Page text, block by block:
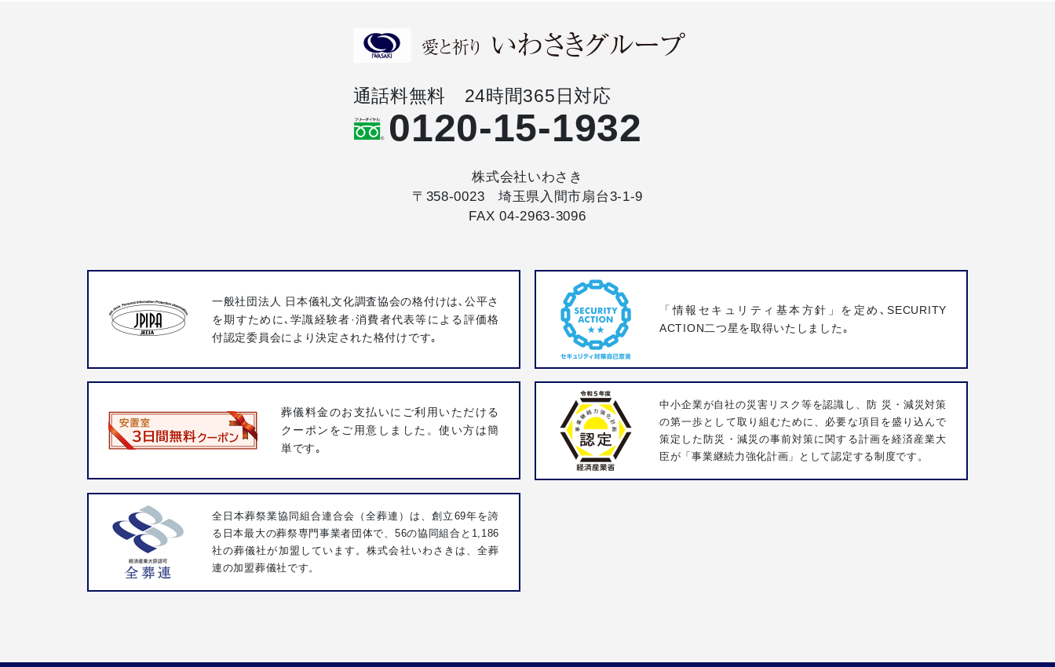
通話料無料 24時間365日対応
0120-15-1932
株式会社いわさき
〒358-0023 埼玉県入間市扇台3-1-9
FAX 04-2963-3096
一般社団法人 日本儀礼文化調査協会の格付けは､公平さ
を期すために､学識経験者·消費者代表等による評価格
付認定委員会により決定された格付けです｡
「情報セキュリティ基本方針」を定め､SECURITY
ACTION二つ星を取得いたしました｡
葬儀料金のお支払いにご利用いただける
クーポンをご用意しました。使い方は簡
単です｡
中小企業が自社の災害リスク等を認識し、防 災・減災対策
の第一歩として取り組むために、必要な項目を盛り込んで
策定した防災・減災の事前対策に関する計画を経済産業大
臣が「事業継続力強化計画」として認定する制度です。
全日本葬祭業協同組合連合会（全葬連）は、創立69年を誇
る日本最大の葬祭専門事業者団体で、56の協同組合と1,186
社の葬儀社が加盟しています。株式会社いわさきは、全葬
連の加盟葬儀社です。